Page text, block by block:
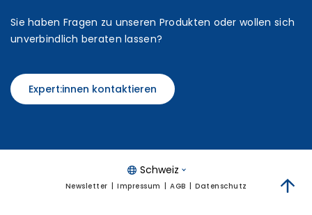
Sie haben Fragen zu unseren Produkten oder wollen sich
unverbindlich beraten lassen?
Expert:innen kontaktieren
Schweiz
Newsletter Impressum AGB Datenschutz